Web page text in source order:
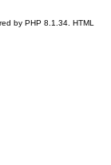
by PHP 8.1.34. HTML